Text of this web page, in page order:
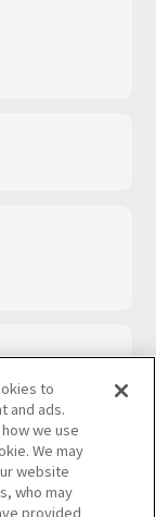
to
and ads.
we use
We may
website
who may
provided